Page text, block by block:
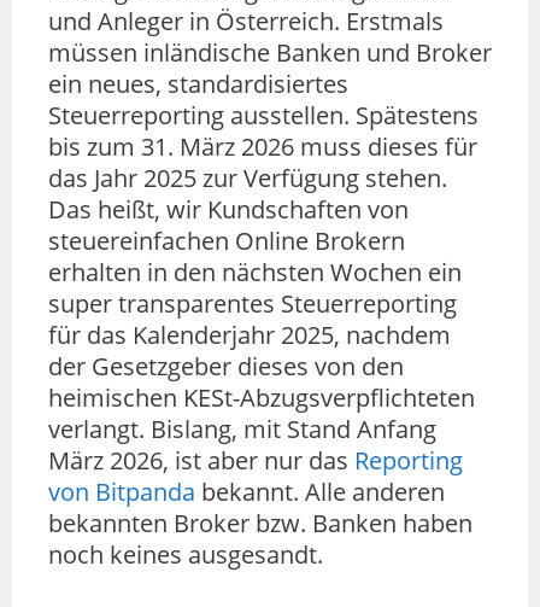
und Anleger in Österreich. Erstmals
müssen inländische Banken und Broker
ein neues, standardisiertes
Steuerreporting ausstellen. Spätestens
bis zum 31. März 2026 muss dieses für
das Jahr 2025 zur Verfügung stehen.
Das heißt, wir Kundschaften von
steuereinfachen Online Brokern
erhalten in den nächsten Wochen ein
super transparentes Steuerreporting
für das Kalenderjahr 2025, nachdem
der Gesetzgeber dieses von den
heimischen KESt-Abzugsverpflichteten
verlangt. Bislang, mit Stand Anfang
März 2026, ist aber nur das Reporting
von Bitpanda bekannt. Alle anderen
bekannten Broker bzw. Banken haben
noch keines ausgesandt.